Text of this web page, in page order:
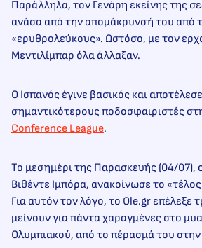
Παράλληλα, τον Γενάρη εκείνης της
ανάσα από την απομάκρυνσή του από
«ερυθρολεύκους». Ωστόσο, με τον
Μεντιλίμπαρ όλα άλλαξαν.
Ο Ισπανός έγινε βασικός και
σημαντικότερους ποδοσφαιριστές
Conference League.
Το μεσημέρι της Παρασκευής (04/07),
Βιθέντε Ιμπόρα, ανακοίνωσε το
Για αυτόν τον λόγο, το Ole.gr επέλεξε
μείνουν για πάντα χαραγμένες στο
Ολυμπιακού, από το πέρασμά του